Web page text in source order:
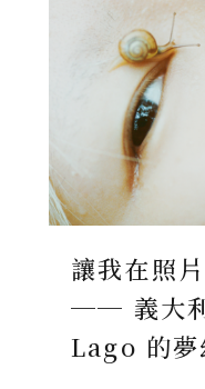
讓我在照
── 義大
Lago 的夢